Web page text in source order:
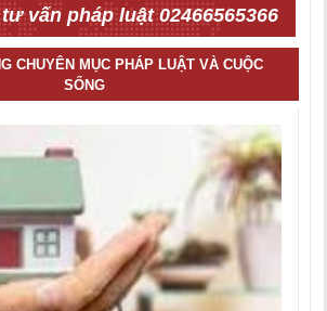
vấn pháp luật 02466565366
CHUYÊN MỤC PHÁP LUẬT VÀ CUỘC
SỐNG